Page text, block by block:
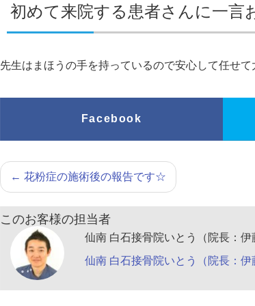
初めて来院する患者さんに一言
先生はまほうの手を持っているので安心して任せて
Facebook
← 花粉症の施術後の報告です☆
このお客様の担当者
仙南 白石接骨院いとう（院長：伊
仙南 白石接骨院いとう（院長：